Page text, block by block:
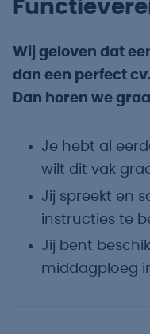
Wij geloven dat
dan een perfect
Dan horen we
Je hebt al
wilt dit vak
Jij spreekt en
instructies te
Jij bent
middagploeg